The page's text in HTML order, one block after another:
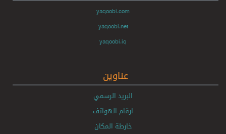
yaqoobi.com
yaqoobi.net
yaqoobi.iq
عناوين
البريد الرسمي
ارقام الهواتف
خارطة المكان